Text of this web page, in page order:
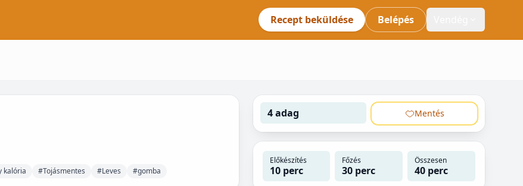
Recept beküldése Belépés
kalória #Tojásmentes #Leves #gomba
4 adag Mentés
Előkészítés
10 perc
Főzés
30 perc
Összesen
40 perc